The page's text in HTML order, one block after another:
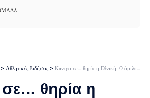
> Αθλητικές Ειδήσεις > Κόντρα σε… θηρία η Εθνική: Ο όμιλος στο Nations League
θηρία η